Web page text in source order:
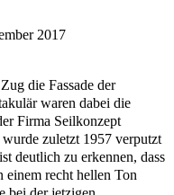
2017
die Fassade der
waren dabei die
Firma Seilkonzept
zuletzt 1957 verputzt
deutlich zu erkennen, dass
einem recht hellen Ton